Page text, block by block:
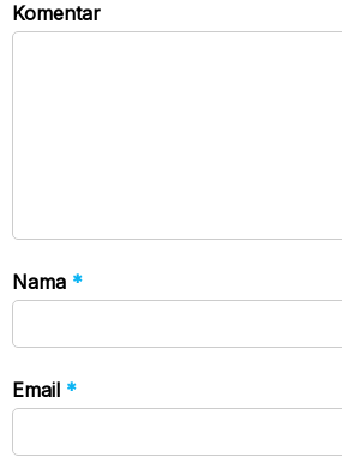
Komentar
Nama *
Email *